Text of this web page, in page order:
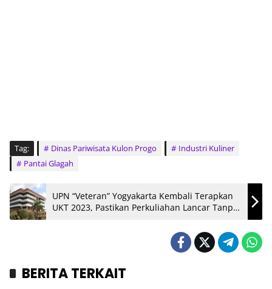
Tag: Dinas Pariwisata Kulon Progo
Industri Kuliner
Pantai Glagah
UPN “Veteran” Yogyakarta Kembali Terapkan
UKT 2023, Pastikan Perkuliahan Lancar Tanpa
BERITA TERKAIT